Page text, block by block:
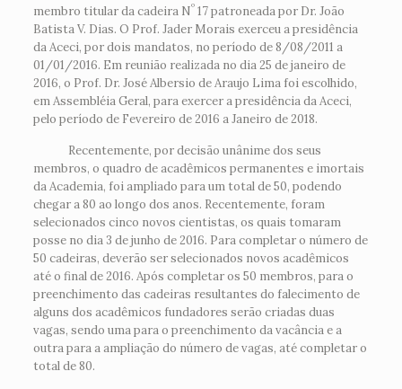
membro titular da cadeira Nº 17 patroneada por Dr. João
Batista V. Dias. O Prof. Jader Morais exerceu a presidência
da Aceci, por dois mandatos, no período de 8/08/2011 a
01/01/2016. Em reunião realizada no dia 25 de janeiro de
2016, o Prof. Dr. José Albersio de Araujo Lima foi escolhido,
em Assembléia Geral, para exercer a presidência da Aceci,
pelo período de Fevereiro de 2016 a Janeiro de 2018.
Recentemente, por decisão unânime dos seus
membros, o quadro de acadêmicos permanentes e imortais
da Academia, foi ampliado para um total de 50, podendo
chegar a 80 ao longo dos anos. Recentemente, foram
selecionados cinco novos cientistas, os quais tomaram
posse no dia 3 de junho de 2016. Para completar o número de
50 cadeiras, deverão ser selecionados novos acadêmicos
até o final de 2016. Após completar os 50 membros, para o
preenchimento das cadeiras resultantes do falecimento de
alguns dos acadêmicos fundadores serão criadas duas
vagas, sendo uma para o preenchimento da vacância e a
outra para a ampliação do número de vagas, até completar o
total de 80.